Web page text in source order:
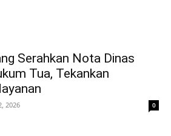
Serahkan Nota Dinas
Tua, Tekankan
2026 0